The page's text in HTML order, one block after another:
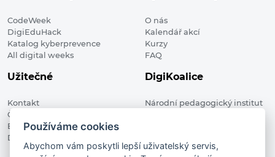
CodeWeek
DigiEduHack
Katalog kyberprevence
All digital weeks
O nás
Kalendář akcí
Kurzy
FAQ
Užitečné
Kontakt
Členské organizace
Blog
Digitalizace ve vzdělávání
DigiKoalice
Národní pedagogický institut
Používáme cookies
Abychom vám poskytli lepší uživatelský servis,